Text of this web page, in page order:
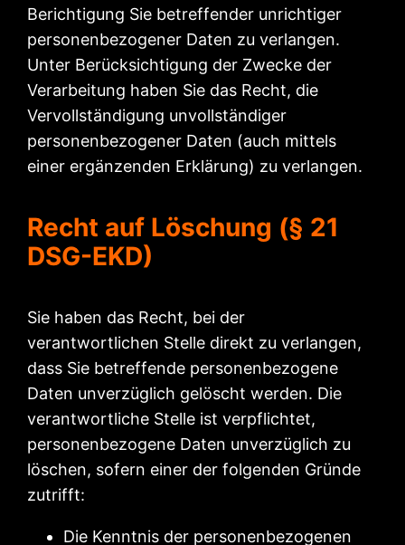
Berichtigung Sie betreffender unrichtiger
personenbezogener Daten zu verlangen.
Unter Berücksichtigung der Zwecke der
Verarbeitung haben Sie das Recht, die
Vervollständigung unvollständiger
personenbezogener Daten (auch mittels
einer ergänzenden Erklärung) zu verlangen.
Recht auf Löschung (§ 21
DSG-EKD)
Sie haben das Recht, bei der
verantwortlichen Stelle direkt zu verlangen,
dass Sie betreffende personenbezogene
Daten unverzüglich gelöscht werden. Die
verantwortliche Stelle ist verpflichtet,
personenbezogene Daten unverzüglich zu
löschen, sofern einer der folgenden Gründe
zutrifft:
Die Kenntnis der personenbezogenen